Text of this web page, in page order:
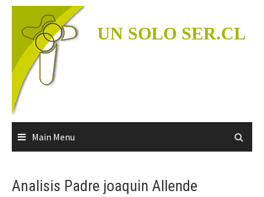
Skip
content
UN SOLO SER.CL
Main Menu
Analisis Padre joaquin Allende